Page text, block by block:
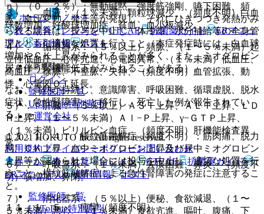
３）． 血液：（１％未満）顆粒球減少、（頻度不明）白血
球数増加、好酸球増加症、貧血、血小板減少。
４）． 循環器系：（５％以上）頻脈、（１〜５％未満）起
立性低血圧、心悸亢進、心電図異常、（１％未満）低血圧、
高血圧、徐脈、不整脈、失神、（頻度不明）血管拡張、動
悸、心電図ＱＴ延長。
５）． 肝臓：（５％以上）ＡＳＴ上昇、ＡＬＴ上昇、ＬＤ
Ｈ上昇、（１〜５％未満）Ａｌ−Ｐ上昇、γ−ＧＴＰ上昇、
（１％未満）ビリルビン血症、（頻度不明）肝機能検査異
常。
６）． 呼吸器系：（１％未満）去痰困難、鼻炎、（頻度不
明）咳増加、鼻閉。
７）． 消化器系：（５％以上）便秘、食欲減退、（１〜
５％未満）悪心、（１％未満）食欲亢進、嘔吐、腹痛、下
ｎ）（０．２％）：無動緘黙、強度筋強剛、嚥下困難、頻
脈、血圧変動、発汗等が発現し、それにひきつづき発熱がみ
られる場合は、投与を中止し、体冷却、水分補給等の全身管
理とともに適切な処置を行うこと（本症発症時には、白血球
増加やＣＫ上昇がみられることが多く、また、ミオグロビン
尿を伴う腎機能低下がみられることがある）。
なお、高熱が持続し、意識障害、呼吸困難、循環虚脱、脱水
症状、急性腎障害へと移行し、死亡した例が報告されてい
る。
１１．１．４． 横紋筋融解症（頻度不明）：筋肉痛、脱力
感、ＣＫ上昇、血中ミオグロビン上昇及び尿中ミオグロビン
上昇等が認められた場合には投与を中止し、適切な処置を行
うこと。横紋筋融解症による急性腎障害の発症に注意するこ
と。
１１．１．５． 痙攣（頻度不明）。
ホーム
ノート
表・計算
レジメン CTCAE 抗菌薬ガイド
ERマニュ
アル
薬剤情報 ポスト
新規登録
ログイン
監修医師一覧
UpToDate特別割引
運営会社
© 2021 HOKUTO Inc. All rights reserved.
利用規約プライバシーポリシーお問い合わせ
ホーム
表・計算 レジメン CTCAE
抗菌薬ガイド
ERマニュアル
薬剤情報 ポスト
監修医師一覧
UpToDate特別割引